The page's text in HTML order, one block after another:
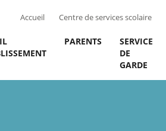
Accueil Centre de services scolaire
PARENTS
SERVICE
DE
GARDE